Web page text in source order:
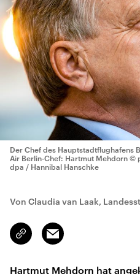
Der Chef des Hauptstadtflughafens
Air Berlin-Chef: Hartmut Mehdorn ©
dpa / Hannibal Hanschke
Von Claudia van Laak,
Link
kopieren/teilen
Email
Hartmut Mehdorn hat